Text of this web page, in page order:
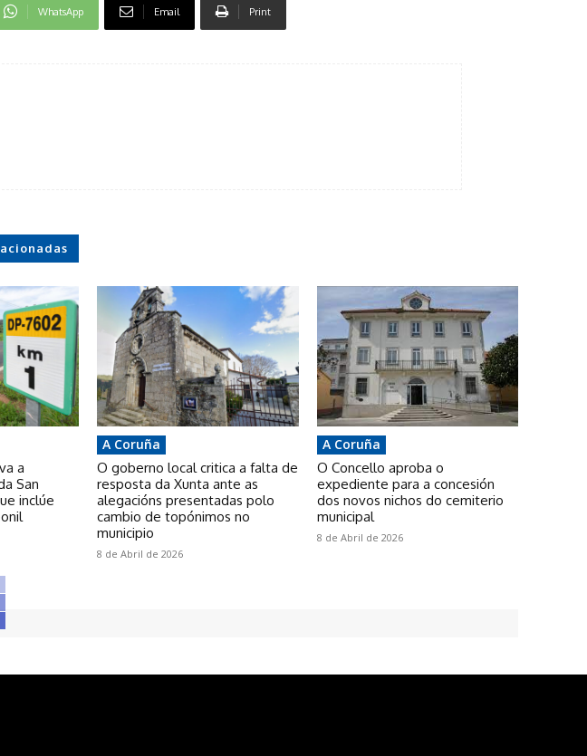
WhatsApp Email Print
a
San
inclúe
A Coruña
O goberno local critica a falta de
resposta da Xunta ante as
alegacións presentadas polo
cambio de topónimos no
municipio
8 de Abril de 2026
A Coruña
O Concello aproba o
expediente para a concesión
dos novos nichos do cemiterio
municipal
8 de Abril de 2026